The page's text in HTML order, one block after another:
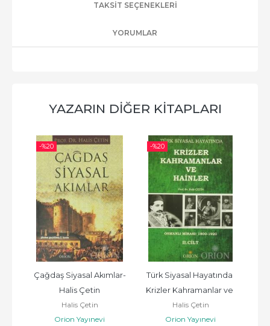
TAKSIT SEÇENEKLERI
YORUMLAR
YAZARIN DIĞER KITAPLARI
-%20
Çağdaş Siyasal Akımlar-
Halis Çetin
Halis Çetin
Orion Yayınevi
-%20
Türk Siyasal Hayatında
Krizler Kahramanlar ve
Hainler 2. Cilt-Halis Çetin
Halis Çetin
Orion Yayınevi